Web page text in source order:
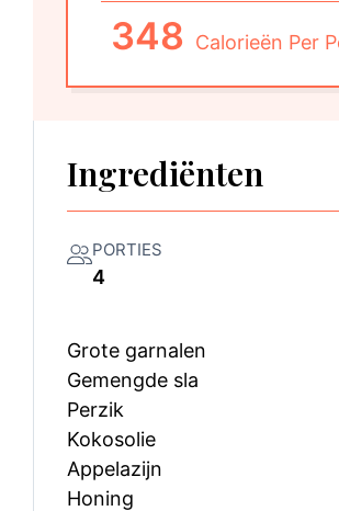
348 Calorieën Per
Ingrediënten
PORTIES
4
Grote garnalen
Gemengde sla
Perzik
Kokosolie
Appelazijn
Honing